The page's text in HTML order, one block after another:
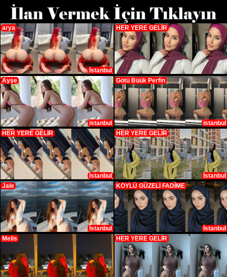
arya
İstanbul
HER YERE GELİR
Ayşe
istanbul
Götü Büük Perfin
istanbul
HER YERE GELİR
İstanbul
HER YERE GELİR
İstanbul
Jale
İstanbul
KÖYLÜ GÜZELİ FADİME
İstanbul
Melis
HER YERE GELİR